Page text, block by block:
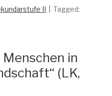
II
Tagged:
Menschen in
(LK,